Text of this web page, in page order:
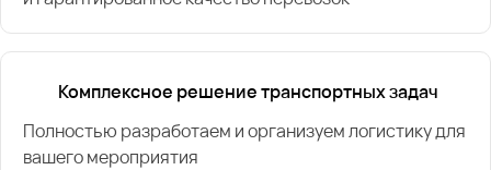
Комплексное решение транспортных задач
Полностью разработаем и организуем логистику для
вашего мероприятия